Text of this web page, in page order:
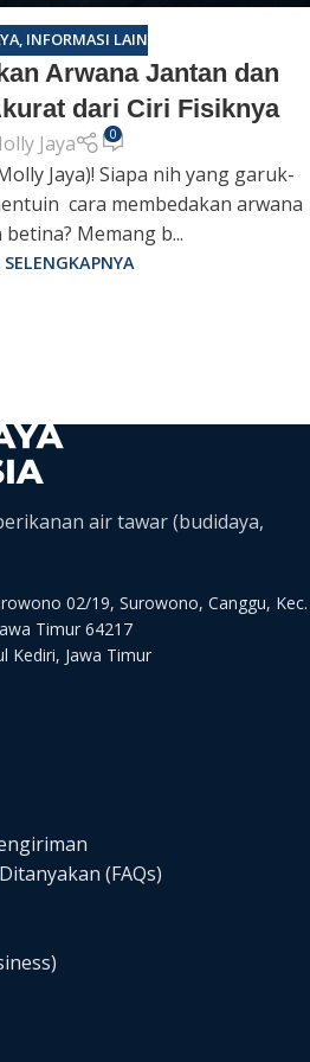
, INFORMASI LAIN
Arwana Jantan dan
dari Ciri Fisiknya
Jaya 0
Jaya)! Siapa nih yang garuk-
cara membedakan arwana
Memang b...
air tawar (budidaya,
02/19, Surowono, Canggu, Kec.
Timur 64217
Kediri, Jawa Timur
(FAQs)